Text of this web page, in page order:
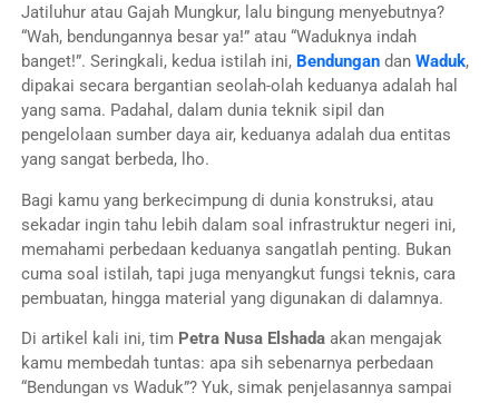
Jatiluhur atau Gajah Mungkur, lalu bingung menyebutnya?
“Wah, bendungannya besar ya!” atau “Waduknya indah
banget!”. Seringkali, kedua istilah ini, Bendungandan Waduk,
dipakai secara bergantian seolah-olah keduanya adalah hal
yang sama. Padahal, dalam dunia teknik sipil dan
pengelolaan sumber daya air, keduanya adalah dua entitas
yang sangat berbeda, lho.
Bagi kamu yang berkecimpung di dunia konstruksi, atau
sekadar ingin tahu lebih dalam soal infrastruktur negeri ini,
memahami perbedaan keduanya sangatlah penting. Bukan
cuma soal istilah, tapi juga menyangkut fungsi teknis, cara
pembuatan, hingga material yang digunakan di dalamnya.
Di artikel kali ini, tim Petra Nusa Elshadaakan mengajak
kamu membedah tuntas: apa sih sebenarnya perbedaan
“Bendungan vs Waduk”? Yuk, simak penjelasannya sampai